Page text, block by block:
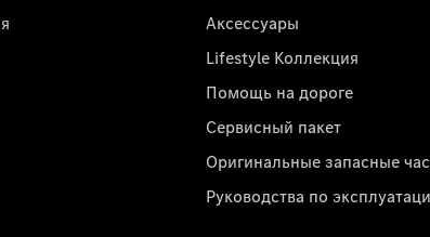
Аксессуары
Lifestyle Коллекция
Помощь на дороге
Сервисный пакет
Оригинальные запасные
Руководства по